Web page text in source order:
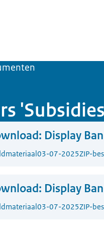
Display
03-07-2025ZIP-
Display
03-07-2025ZIP-